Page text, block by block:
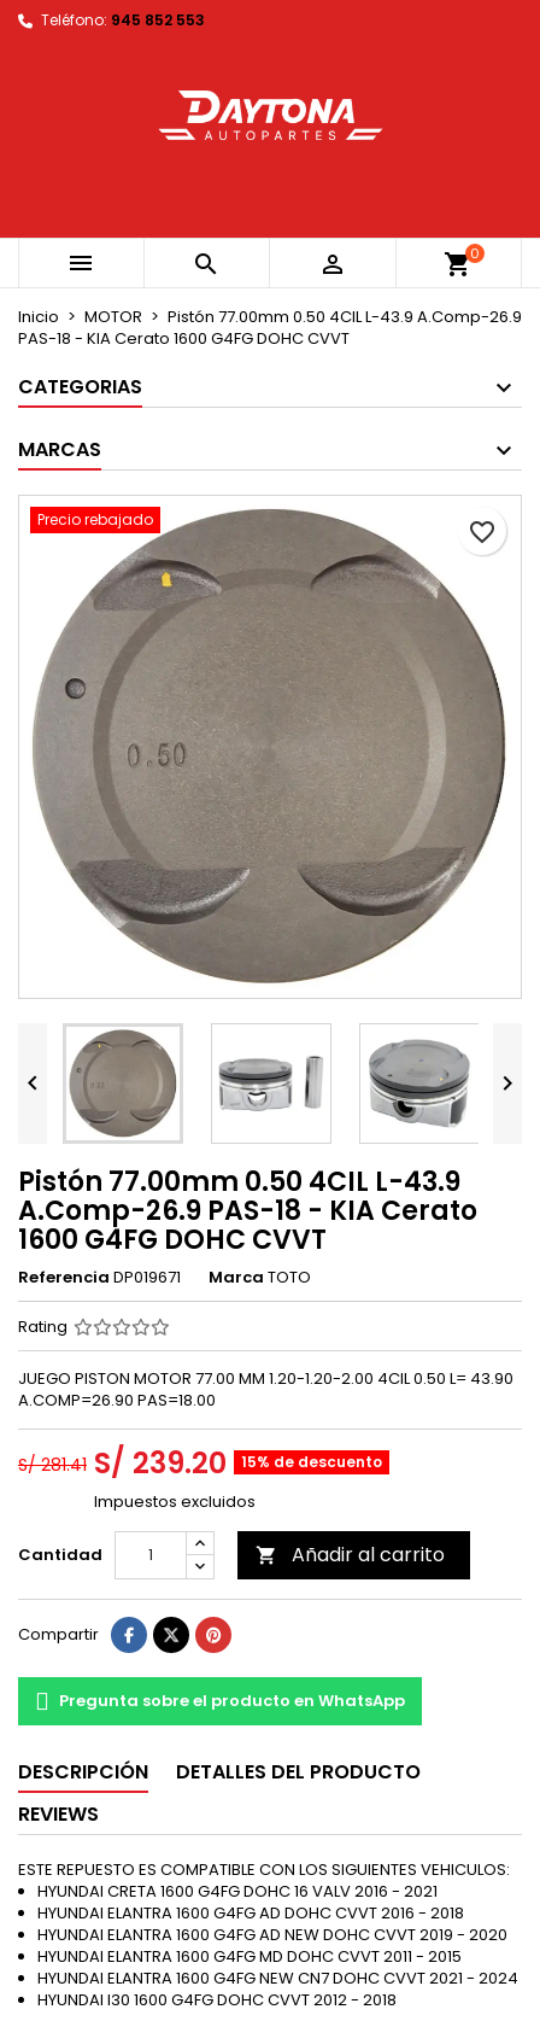
Teléfono: 945 852 553
   shopping_cart0
Inicio MOTOR
Pistón 77.00mm 0.50 4CIL L-43.9 A.Comp-26.9
PAS-18 - KIA Cerato 1600 G4FG DOHC CVVT
CATEGORIAS
MARCAS
Precio rebajado
 
Pistón 77.00mm 0.50 4CIL L-43.9
A.Comp-26.9 PAS-18 - KIA Cerato
1600 G4FG DOHC CVVT
Referencia DP019671 Marca TOTO
Rating
JUEGO PISTON MOTOR 77.00 MM 1.20-1.20-2.00 4CIL 0.50 L= 43.90
A.COMP=26.90 PAS=18.00
S/ 281.41 S/ 239.20 15% de descuento
Impuestos excluidos
Cantidad  Añadir al carrito
favorite_border
Compartir
Pregunta sobre el producto en WhatsApp
DESCRIPCIÓN
DETALLES DEL PRODUCTO
REVIEWS
ESTE REPUESTO ES COMPATIBLE CON LOS SIGUIENTES VEHICULOS:
HYUNDAI CRETA 1600 G4FG DOHC 16 VALV 2016 - 2021
HYUNDAI ELANTRA 1600 G4FG AD DOHC CVVT 2016 - 2018
HYUNDAI ELANTRA 1600 G4FG AD NEW DOHC CVVT 2019 - 2020
HYUNDAI ELANTRA 1600 G4FG MD DOHC CVVT 2011 - 2015
HYUNDAI ELANTRA 1600 G4FG NEW CN7 DOHC CVVT 2021 - 2024
HYUNDAI I30 1600 G4FG DOHC CVVT 2012 - 2018
Create new list
Nombre de la lista de deseos
Cancelar Crear lista de deseos
Debe iniciar sesión para guardar productos en su
lista de deseos.